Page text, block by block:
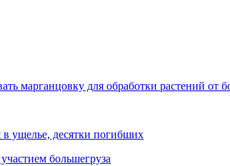
марганцовку для обработки растений от
в ущелье, десятки погибших
большегруза